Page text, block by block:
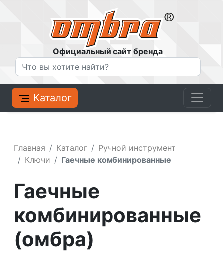
Официальный сайт бренда
Каталог
Главная Каталог
Ручной инструмент
Ключи
Гаечные комбинированные
Гаечные
комбинированные
(омбра)